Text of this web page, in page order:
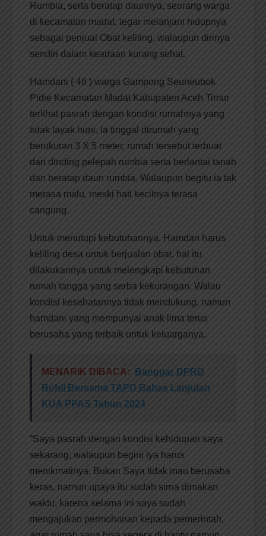
Rumbia, serta beratap daunnya, seorang warga
di kecamatan madat, tegar melanjani hidupnya
sebagai penjual Obat keliling, walaupun dirinya
sendiri dalam keadaan kurang sehat.
Hamdani ( 48 ) warga Gampong Seuneubok
Pidie Kecamatan Madat Kabupaten Aceh Timur
terlihat pasrah dengan kondisi rumahnya yang
tidak layak huni, Ia tinggal dirumah yang
berukuran 3 X 5 meter, rumah tersebut terbuat
dari dinding pelepah rumbia serta berlantai tanah
dan beratap daun rumbia, Walaupun begitu ia tak
merasa malu, meski hati kecilnya terasa
cangung.
Untuk menutupi kebutuhannya, Hamdan harus
keliling desa untuk berjualan obat, hal itu
dilakukannya untuk melengkapi kebutuhan
rumah tangga yang serba kekurangan, Walau
kondisi kesehatannya tidak mendukung, namun
hamdani yang mempunyai anak lima terus
berusaha yang terbaik untuk keluarganya.
MENARIK DIBACA:
Banggar DPRD
Rohil Bersama TAPD Bahas Lanjutan
KUA PPAS Tahun 2024
“Saya pasrah dengan kondisi kehidupan saya
sekarang, walaupun begini iya harus
menikmatinya, Bukan Saya tidak mau berusaha
keras, namun upaya itu sudah sirna dimakan
waktu, karena selama ini saya sudah
mengajukan permohonan kepada pemerintah,